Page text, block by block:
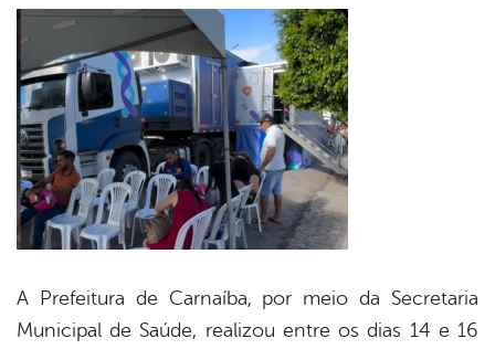
A Prefeitura de Carnaíba, por meio da Secretaria
Municipal de Saúde, realizou entre os dias 14 e 16